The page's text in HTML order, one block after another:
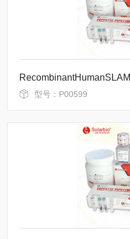
型号：P00599